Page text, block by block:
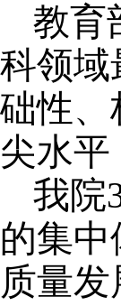
教育
科领域
础性、
尖水
我院
的集
质量